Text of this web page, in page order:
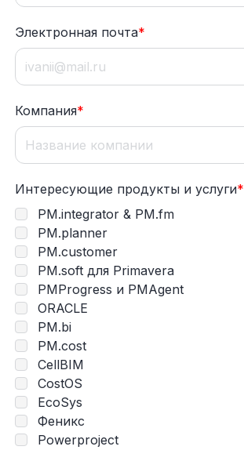
Электронная почта*
Компания*
Интересующие продукты и услуги*
PM.integrator & PM.fm
PM.planner
PM.customer
PM.soft для Primavera
PMProgress и PMAgent
ORACLE
PM.bi
PM.cost
CellBIM
CostOS
EcoSys
Феникс
Powerproject